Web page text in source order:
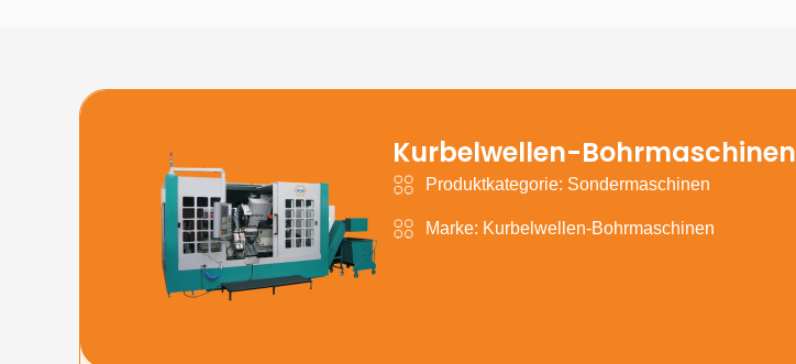
Kurbelwellen-Bohrmaschinen
Produktkategorie: Sondermaschinen
Marke: Kurbelwellen-Bohrmaschinen